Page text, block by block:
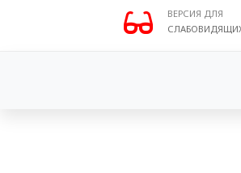
ВЕРСИЯ ДЛЯ